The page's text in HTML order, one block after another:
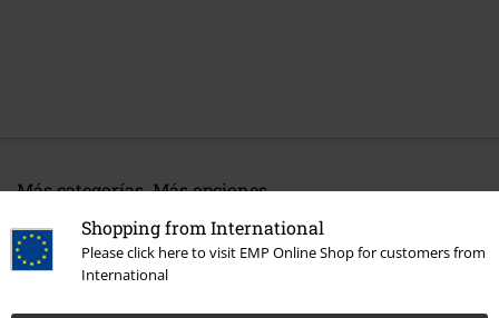
Shopping from International
Please click here to visit EMP Online Shop for customers from
International
Más categorías. Más opciones
Accesorios Cinturones y Hebillas
Ropa & accesorios Joyería y otros Cinturones y Hebillas
Estilos Ideas de regalo Fans de música